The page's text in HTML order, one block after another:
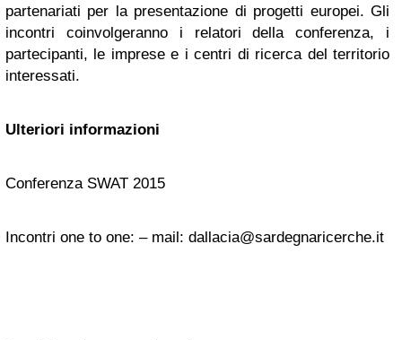
partenariati per la presentazione di progetti europei. Gli
incontri coinvolgeranno i relatori della conferenza, i
partecipanti, le imprese e i centri di ricerca del territorio
interessati.
Ulteriori informazioni
Conferenza SWAT 2015
Incontri one to one: – mail: dallacia@sardegnaricerche.it